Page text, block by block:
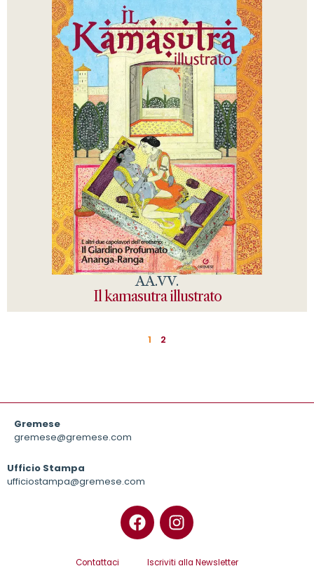
AA.VV.
Il kamasutra illustrato
1 2
Gremese
gremese@gremese.com
Ufficio Stampa
ufficiostampa@gremese.com
Contattaci Iscriviti alla Newsletter